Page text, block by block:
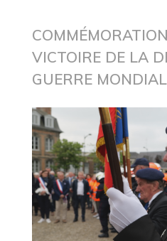
VICTOIRE DE LA
GUERRE